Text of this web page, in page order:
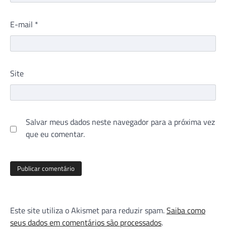
E-mail *
Site
Salvar meus dados neste navegador para a próxima vez
que eu comentar.
Este site utiliza o Akismet para reduzir spam.Saiba como
seus dados em comentários são processados.